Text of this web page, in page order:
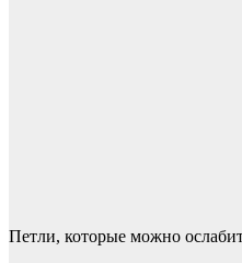
Петли, которые можно